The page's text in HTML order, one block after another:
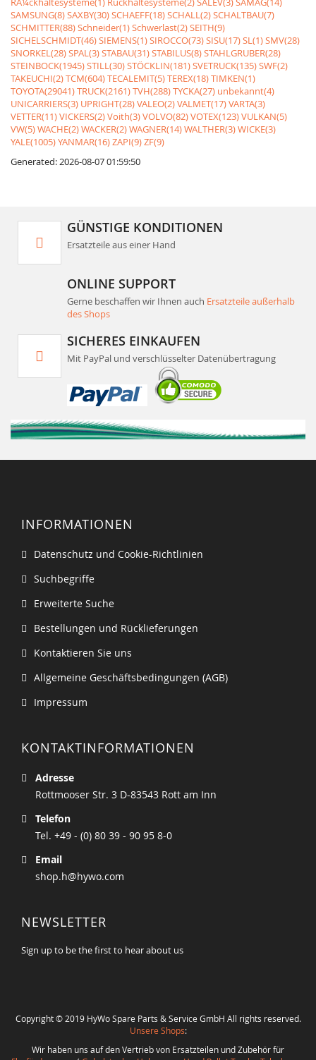
SAMSUNG(8)SAXBY(30)SCHAEFF(18)SCHALL(2)SCHALTBAU(7)
SCHMITTER(88)Schneider(1)Schwerlast(2)SEITH(9)
SICHELSCHMIDT(46)SIEMENS(1)SIROCCO(73)SISU(17)SL(1)SMV(28)
SNORKEL(28)SPAL(3)STABAU(31)STABILUS(8)STAHLGRUBER(28)
STEINBOCK(1945)STILL(30)STÖCKLIN(181)SVETRUCK(135)SWF(2)
TAKEUCHI(2)TCM(604)TECALEMIT(5)TEREX(18)TIMKEN(1)
TOYOTA(29041)TRUCK(2161)TVH(288)TYCKA(27) unbekannt(4)
UNICARRIERS(3) UPRIGHT(28)VALEO(2)VALMET(17)VARTA(3)
VETTER(11)VICKERS(2)Voith(3)VOLVO(82)VOTEX(123)VULKAN(5)
VW(5)WACHE(2)WACKER(2)WAGNER(14)WALTHER(3)WICKE(3)
YALE(1005)YANMAR(16)ZAPI(9)ZF(9)
Generated: 2026-08-07 01:59:50
GÜNSTIGE KONDITIONEN
Ersatzteile aus einer Hand
ONLINE SUPPORT
Gerne beschaffen wir Ihnen auch Ersatzteile außerhalb
des Shops
SICHERES EINKAUFEN
Mit PayPal und verschlüsselter Datenübertragung
INFORMATIONEN
Datenschutz und Cookie-Richtlinien
Suchbegriffe
Erweiterte Suche
Bestellungen und Rücklieferungen
Kontaktieren Sie uns
Allgemeine Geschäftsbedingungen (AGB)
Impressum
KONTAKTINFORMATIONEN
Adresse
Rottmooser Str. 3 D-83543 Rott am Inn
Telefon
Tel. +49 - (0) 80 39 - 90 95 8-0
Email
shop.h@hywo.com
NEWSLETTER
Sign up to be the first to hear about us
Copyright © 2019 HyWo Spare Parts & Service GmbH All rights reserved.
Unsere Shops:
Wir haben uns auf den Vertrieb von Ersatzteilen und Zubehör für